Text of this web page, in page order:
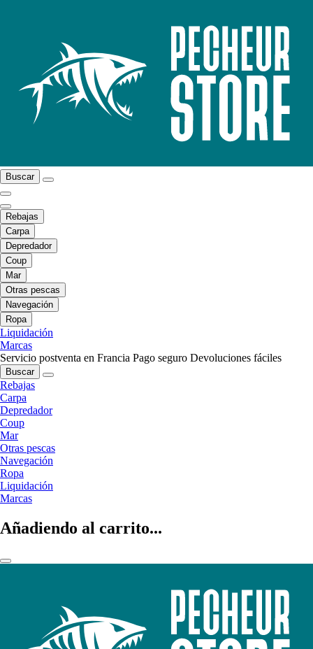
Buscar
Rebajas
Carpa
Depredador
Coup
Mar
Otras pescas
Navegación
Ropa
Liquidación
Marcas
Servicio postventa en Francia Pago seguro Devoluciones fáciles
Buscar
Rebajas
Carpa
Depredador
Coup
Mar
Otras pescas
Navegación
Ropa
Liquidación
Marcas
Añadiendo al carrito...